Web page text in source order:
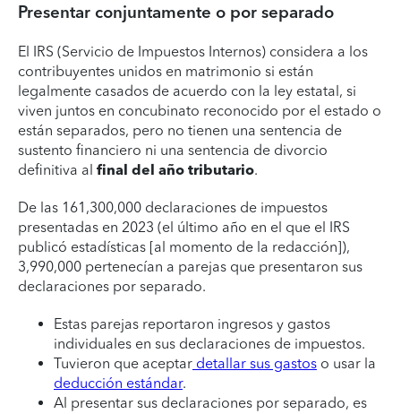
Presentar conjuntamente o por separado
El IRS (Servicio de Impuestos Internos) considera a los
contribuyentes unidos en matrimonio si están
legalmente casados de acuerdo con la ley estatal, si
viven juntos en concubinato reconocido por el estado o
están separados, pero no tienen una sentencia de
sustento financiero ni una sentencia de divorcio
definitiva al final del año tributario.
De las 161,300,000 declaraciones de impuestos
presentadas en 2023 (el último año en el que el IRS
publicó estadísticas [al momento de la redacción]),
3,990,000 pertenecían a parejas que presentaron sus
declaraciones por separado.
Estas parejas reportaron ingresos y gastos
individuales en sus declaraciones de impuestos.
Tuvieron que aceptar detallar sus gastos o usar la
deducción estándar.
Al presentar sus declaraciones por separado, es